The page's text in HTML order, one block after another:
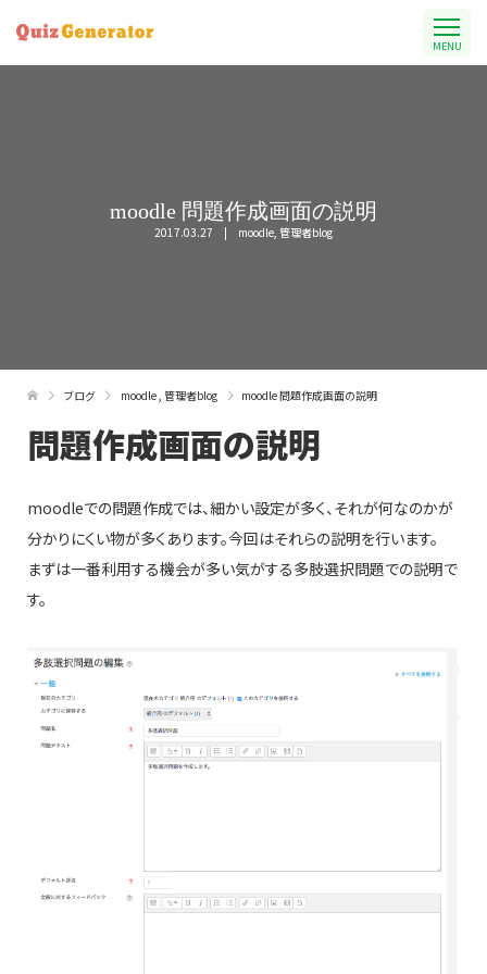
MENU
moodle 問題作成画面の説明
2017.03.27 moodle, 管理者blog
ブログ moodle 管理者blog moodle 問題作成画面の説明
問題作成画面の説明
moodleでの問題作成では、細かい設定が多く、それが何なのかが
分かりにくい物が多くあります。今回はそれらの説明を行います。
まずは一番利用する機会が多い気がする多肢選択問題での説明で
す。